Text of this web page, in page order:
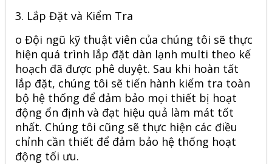
3. Lắp Đặt và Kiểm Tra
o Đội ngũ kỹ thuật viên của chúng tôi sẽ thực
hiện quá trình lắp đặt dàn lạnh multi theo kế
hoạch đã được phê duyệt. Sau khi hoàn tất
lắp đặt, chúng tôi sẽ tiến hành kiểm tra toàn
bộ hệ thống để đảm bảo mọi thiết bị hoạt
động ổn định và đạt hiệu quả làm mát tốt
nhất. Chúng tôi cũng sẽ thực hiện các điều
chỉnh cần thiết để đảm bảo hệ thống hoạt
động tối ưu.